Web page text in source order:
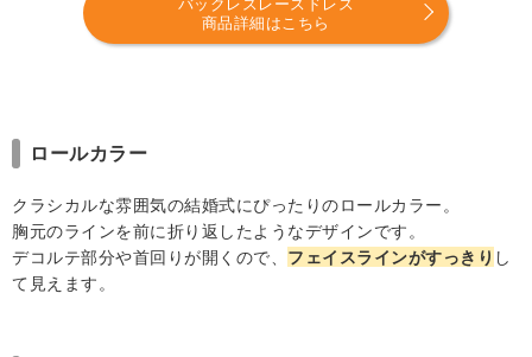
商品詳細はこちら
ロールカラー
クラシカルな雰囲気の結婚式にぴったりのロールカラー。
胸元のラインを前に折り返したようなデザインです。
デコルテ部分や首回りが開くので、 フェイスラインがすっきり し
て見えます。